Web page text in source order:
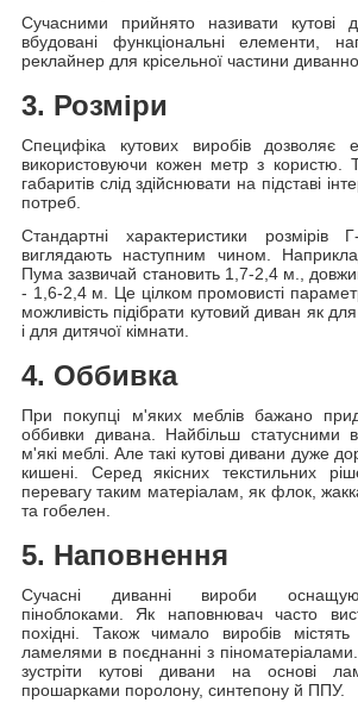
Сучасними прийнято називати
вбудовані функціональні елементи,
реклайнер для крісельної частини диванної
3. Розміри
Специфіка кутових виробів дозволяє
використовуючи кожен метр з користю.
габаритів слід здійснювати на підставі
потреб.
Стандартні характеристики розмірів
виглядають наступним чином.
Пума зазвичай становить 1,7-2,4 м.,
- 1,6-2,4 м. Це цілком промовисті
можливість підібрати кутовий диван як
і для дитячої кімнати.
4. Оббивка
При покупці м'яких меблів бажано
оббивки дивана. Найбільш статусними
м'які меблі. Але такі кутові дивани дуже
кишені. Серед якісних текстильних
перевагу таким матеріалам, як флок,
та гобелен.
5. Наповнення
Сучасні диванні вироби
піноблоками. Як наповнювач часто
похідні. Також чимало виробів
ламелями в поєднанні з
зустріти кутові дивани на основі
прошарками поролону, синтепону й ППУ.